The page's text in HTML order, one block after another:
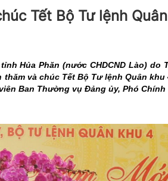
QUẢNG TRỊ
Tết Bộ Tư lệnh
Hủa Phăn (nước CHDCND Lào) do
và chúc Tết Bộ Tư lệnh Quân
Ban Thường vụ Đảng ủy, Phó Chính